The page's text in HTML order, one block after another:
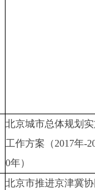
北京城市总体规划
工作方案（2017年-
0年）
北京市推进京津冀